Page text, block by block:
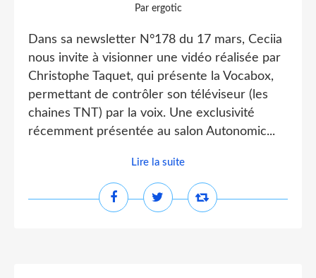
Par ergotic
Dans sa newsletter N°178 du 17 mars, Ceciia
nous invite à visionner une vidéo réalisée par
Christophe Taquet, qui présente la Vocabox,
permettant de contrôler son téléviseur (les
chaines TNT) par la voix. Une exclusivité
récemment présentée au salon Autonomic...
Lire la suite